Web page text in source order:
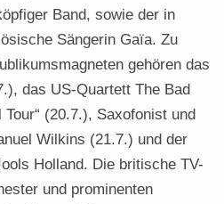
Band, sowie der in
Sängerin Gaïa. Zu
gehören das
das US-Quartett The Bad
(20.7.), Saxofonist und
Wilkins (21.7.) und der
Holland. Die britische TV-
und prominenten